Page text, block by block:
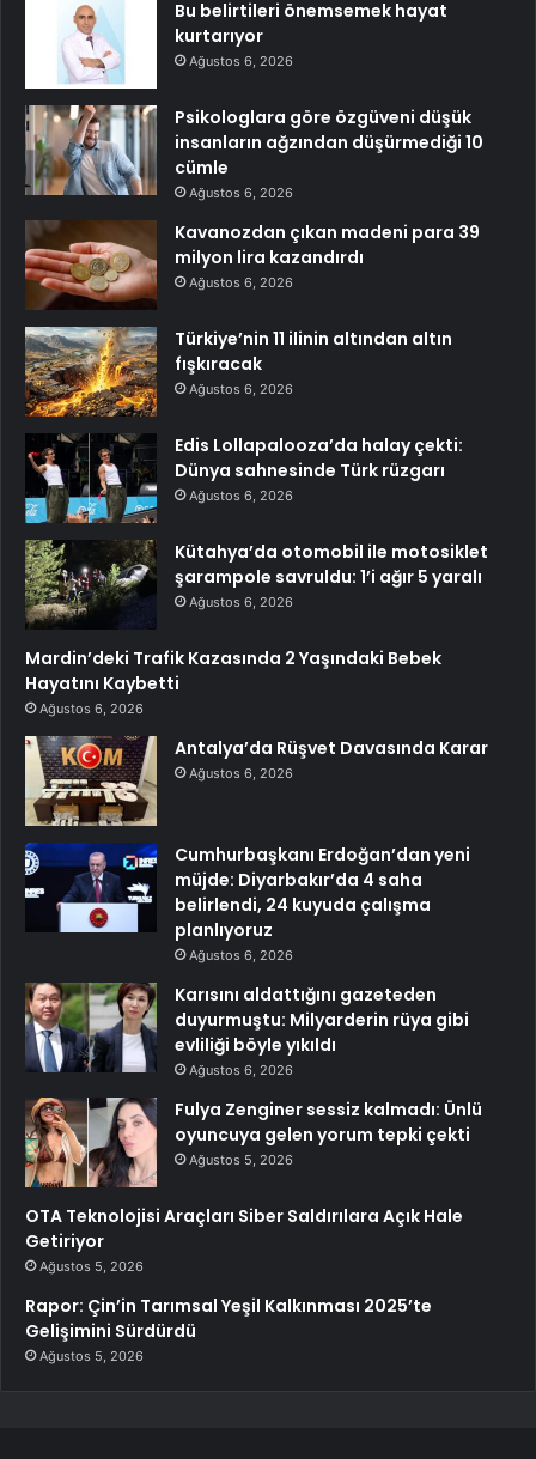
Bu belirtileri önemsemek hayat
kurtarıyor
Ağustos 6, 2026
Psikologlara göre özgüveni düşük
insanların ağzından düşürmediği 10
cümle
Ağustos 6, 2026
Kavanozdan çıkan madeni para 39
milyon lira kazandırdı
Ağustos 6, 2026
Türkiye’nin 11 ilinin altından altın
fışkıracak
Ağustos 6, 2026
Edis Lollapalooza’da halay çekti:
Dünya sahnesinde Türk rüzgarı
Ağustos 6, 2026
Kütahya’da otomobil ile motosiklet
şarampole savruldu: 1’i ağır 5 yaralı
Ağustos 6, 2026
Mardin’deki Trafik Kazasında 2 Yaşındaki Bebek
Hayatını Kaybetti
Ağustos 6, 2026
Antalya’da Rüşvet Davasında Karar
Ağustos 6, 2026
Cumhurbaşkanı Erdoğan’dan yeni
müjde: Diyarbakır’da 4 saha
belirlendi, 24 kuyuda çalışma
planlıyoruz
Ağustos 6, 2026
Karısını aldattığını gazeteden
duyurmuştu: Milyarderin rüya gibi
evliliği böyle yıkıldı
Ağustos 6, 2026
Fulya Zenginer sessiz kalmadı: Ünlü
oyuncuya gelen yorum tepki çekti
Ağustos 5, 2026
OTA Teknolojisi Araçları Siber Saldırılara Açık Hale
Getiriyor
Ağustos 5, 2026
Rapor: Çin’in Tarımsal Yeşil Kalkınması 2025’te
Gelişimini Sürdürdü
Ağustos 5, 2026